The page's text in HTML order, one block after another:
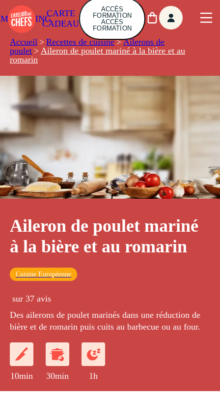
CARTE
CADEAU
ACCÈS
FORMATION
ACCÈS
FORMATION
Accueil > Recettes de cuisine > Ailerons de
poulet > Aileron de poulet mariné à la bière et au
romarin
Aileron de poulet mariné
à la bière et au romarin
Cuisine Européenne
sur 37 avis
Des ailerons de poulet marinés dans une réduction de
bière et de romarin puis cuits au barbecue ou au four.
10min 30min 1h